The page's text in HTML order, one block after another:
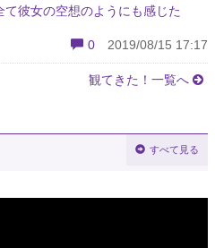
彼女の空想のようにも感じた
0 2019/08/15 17:17
観てきた！一覧へ
すべて見る